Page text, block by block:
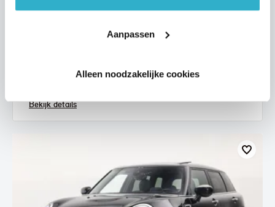
Aanpassen
Alleen noodzakelijke cookies
Nijmegen
Cooper S JCW Rockingham GT Automaat
Bekijk details